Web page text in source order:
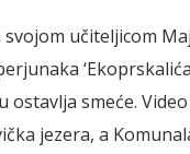
učiteljicom
smeće.
jezera, a